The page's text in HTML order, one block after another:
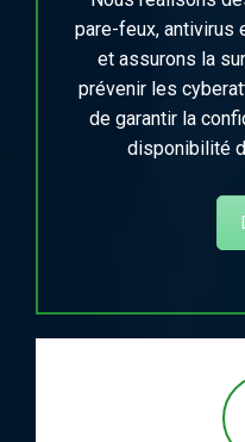
pare-feux, antivirus
et assurons la
prévenir les
de garantir la
disponibilité